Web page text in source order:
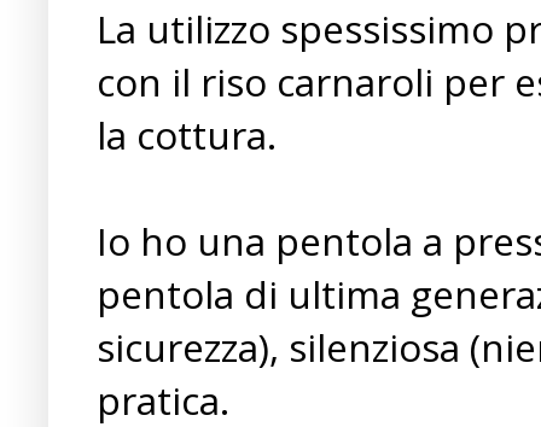
La utilizzo spessissimo
con il riso carnaroli per
la cottura.
Io ho una pentola a
pentola di ultima
sicurezza), silenziosa
pratica.